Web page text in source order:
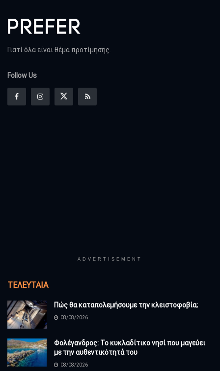
Γιατί όλα είναι θέμα προτίμησης.
Follow Us
ADVERTISEMENT
ΤΕΛΕΥΤΑΊΑ
Πώς θα καταπολεμήσουμε την κλειστοφοβία;
08/08/2026
Φολέγανδρος: Το κυκλαδίτικο νησί που μαγεύει
με την αυθεντικότητά του
08/08/2026